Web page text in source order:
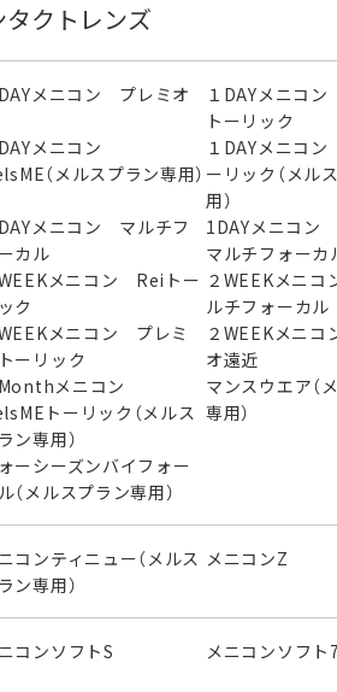
クトレンズ
メニコン プレミオ
１DAYメニコ
トーリック
メニコン
（メルスプラン専用）
１DAYメニコ
ーリック（メル
用）
メニコン マルチフ
カル
1DAYメニコ
マルチフォーカ
メニコン Reiトー
ク
２WEEKメニ
ルチフォーカル
メニコン プレミ
ーリック
２WEEKメニ
オ遠近
メニコン
トーリック（メルス
ン専用）
マンスウエア（
専用）
ーシーズンバイフォー
（メルスプラン専用）
コンティニュー（メルス
ン専用）
メニコンZ
コンソフトS メニコンソフト